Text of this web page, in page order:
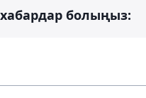
болыңыз: